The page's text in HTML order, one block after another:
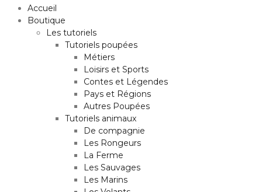
Accueil
Boutique
Les tutoriels
Tutoriels poupées
Métiers
Loisirs et Sports
Contes et Légendes
Pays et Régions
Autres Poupées
Tutoriels animaux
De compagnie
Les Rongeurs
La Ferme
Les Sauvages
Les Marins